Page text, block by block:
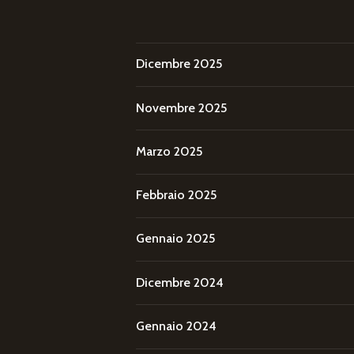
Dicembre 2025
Novembre 2025
Marzo 2025
Febbraio 2025
Gennaio 2025
Dicembre 2024
Gennaio 2024